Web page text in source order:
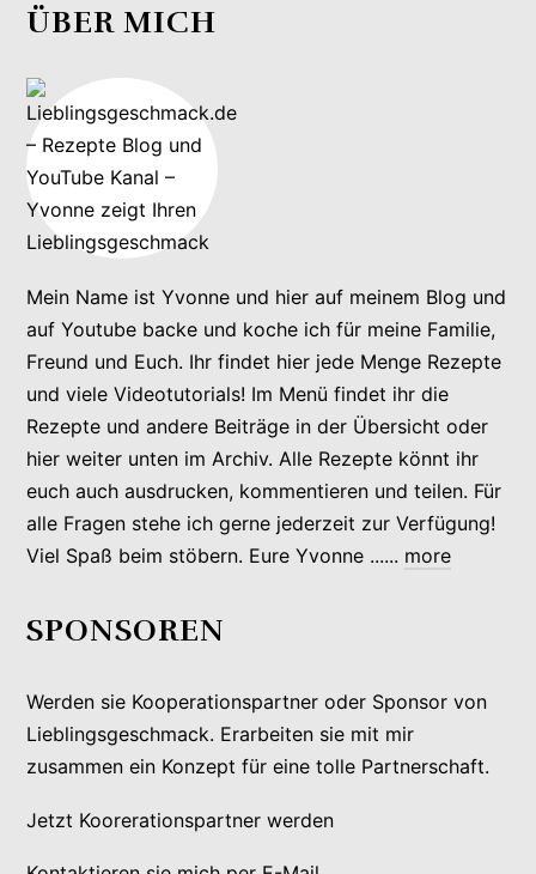
ÜBER MICH
Mein Name ist Yvonne und hier auf meinem Blog und
auf Youtube backe und koche ich für meine Familie,
Freund und Euch. Ihr findet hier jede Menge Rezepte
und viele Videotutorials! Im Menü findet ihr die
Rezepte und andere Beiträge in der Übersicht oder
hier weiter unten im Archiv. Alle Rezepte könnt ihr
euch auch ausdrucken, kommentieren und teilen. Für
alle Fragen stehe ich gerne jederzeit zur Verfügung!
Viel Spaß beim stöbern. Eure Yvonne ...... more
SPONSOREN
Werden sie Kooperationspartner oder Sponsor von
Lieblingsgeschmack. Erarbeiten sie mit mir
zusammen ein Konzept für eine tolle Partnerschaft.
Jetzt Koorerationspartner werden